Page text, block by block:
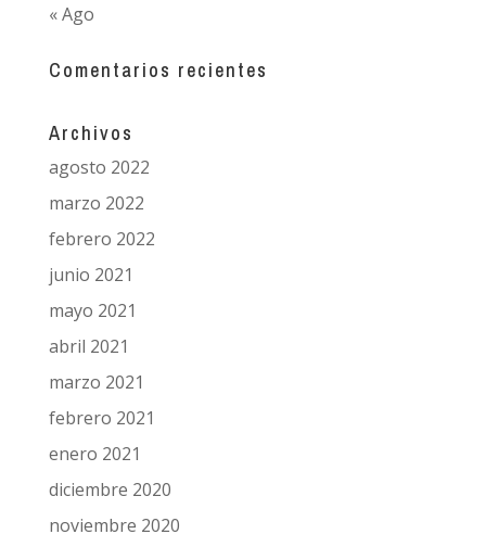
« Ago
Comentarios recientes
Archivos
agosto 2022
marzo 2022
febrero 2022
junio 2021
mayo 2021
abril 2021
marzo 2021
febrero 2021
enero 2021
diciembre 2020
noviembre 2020